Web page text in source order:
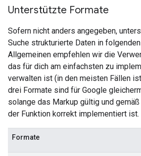
Unterstützte Formate
Sofern nicht anders angegeben,
Suche strukturierte Daten in
Allgemeinen empfehlen wir die
das für dich am einfachsten zu
verwalten ist (in den meisten Fällen
drei Formate sind für Google
solange das Markup gültig und
der Funktion korrekt implementiert ist.
Formate